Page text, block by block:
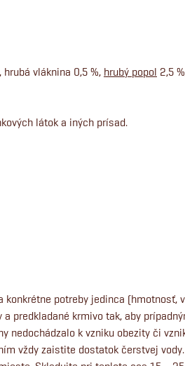
vláknina 0,5 %, hrubý popol 2,5
látok a iných prísad.
potreby jedinca (hmotnosť,
predkladané krmivo tak, aby
nedochádzalo k vzniku obezity či
vždy zaistite dostatok čerstvej vody.